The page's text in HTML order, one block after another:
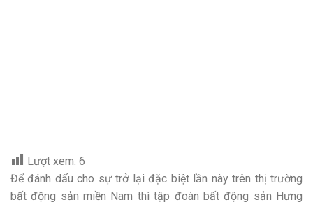
Lượt xem: 6
Để đánh dấu cho sự trở lại đặc biệt lần này trên thị trường
bất động sản miền Nam thì tập đoàn bất động sản Hưng